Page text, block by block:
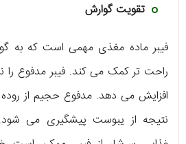
تقویت گوارش
فیبر ماده مغذی مهمی است که به
راحت تر کمک می کند. فیبر مدفوع را
افزایش می دهد. مدفوع حجیم از روده
نتیجه از یبوست پیشگیری می